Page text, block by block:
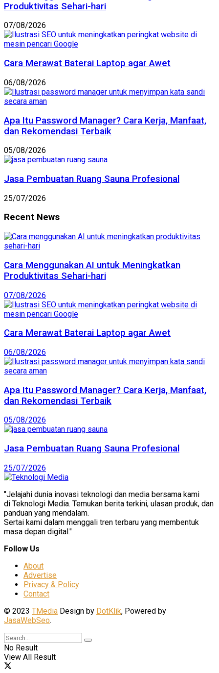
Produktivitas Sehari-hari
07/08/2026
Cara Merawat Baterai Laptop agar Awet
06/08/2026
Apa Itu Password Manager? Cara Kerja, Manfaat,
dan Rekomendasi Terbaik
05/08/2026
Jasa Pembuatan Ruang Sauna Profesional
25/07/2026
Recent News
Cara Menggunakan AI untuk Meningkatkan
Produktivitas Sehari-hari
07/08/2026
Cara Merawat Baterai Laptop agar Awet
06/08/2026
Apa Itu Password Manager? Cara Kerja, Manfaat,
dan Rekomendasi Terbaik
05/08/2026
Jasa Pembuatan Ruang Sauna Profesional
25/07/2026
"Jelajahi dunia inovasi teknologi dan media bersama kami
di Teknologi Media. Temukan berita terkini, ulasan produk, dan
panduan yang mendalam.
Sertai kami dalam menggali tren terbaru yang membentuk
masa depan digital."
Follow Us
About
Advertise
Privacy & Policy
Contact
© 2023 TMedia Design by DotKlik, Powered by
JasaWebSeo.
No Result
View All Result